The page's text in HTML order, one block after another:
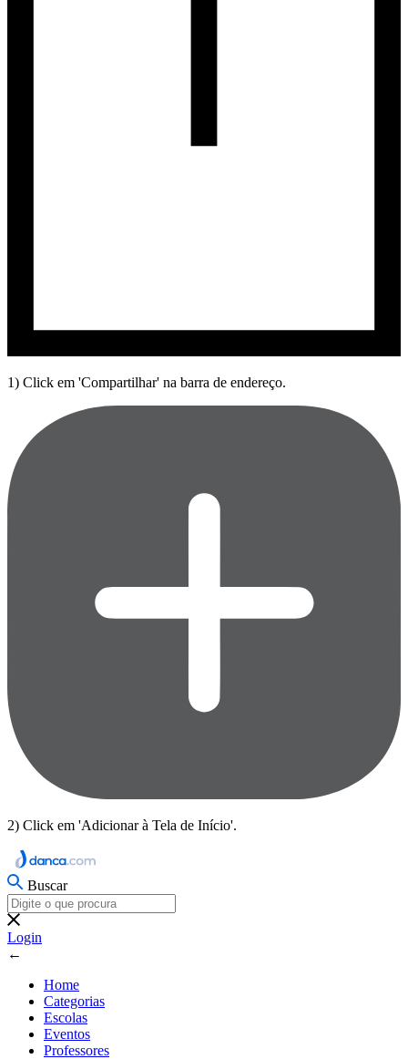
1) Click em 'Compartilhar' na barra de endereço.
2) Click em 'Adicionar à Tela de Início'.
Buscar
Login
←
Home
Categorias
Escolas
Eventos
Professores